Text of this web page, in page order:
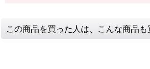
この商品を買った人は、こんな商品